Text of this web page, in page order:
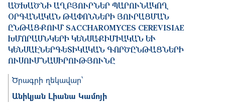
ԱԾԽԱԾՆԻ ԱՂԲՅՈՒՐՆԵՐ ՊԱՐՈՒՆԱԿՈՂ
ՕՐԳԱՆԱԿԱՆ ԹԱՓՈՆՆԵՐԻ ՅՈՒՐԱՑՄԱՆ
ԸՆԹԱՑՔՈՒՄ SACCHAROMYCES CEREVISIAE
ԽՄՈՐԱՍՆԿԵՐԻ ԿԵՆՍԱՔԻՄԻԱԿԱՆ ԵՒ ԿԵ
ՆՍԱԷՆԵՐԳԵՏԻԿԱԿԱՆ ԳՈՐԾԸՆԹԱՑՆԵՐԻ ՈՒ
ՍՈՒՄՆԱՍԻՐՈՒԹՅՈՒՆԸ
Ծրագրի ղեկավար՝
Անիկյան Լիանա Կամոյի